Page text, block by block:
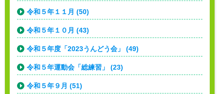
令和５年１１月 (50)
令和５年１０月 (43)
令和５年度「2023うんどう会」 (49)
令和５年運動会「総練習」 (23)
令和５年９月 (51)